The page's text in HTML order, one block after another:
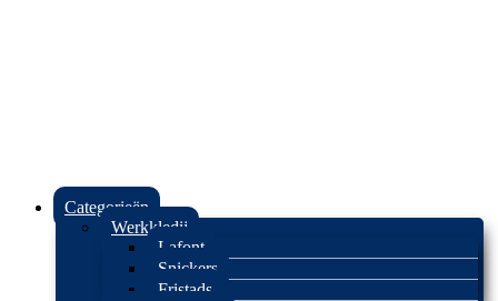
Categorieën
Werkkledij
Lafont
Snickers
Fristads